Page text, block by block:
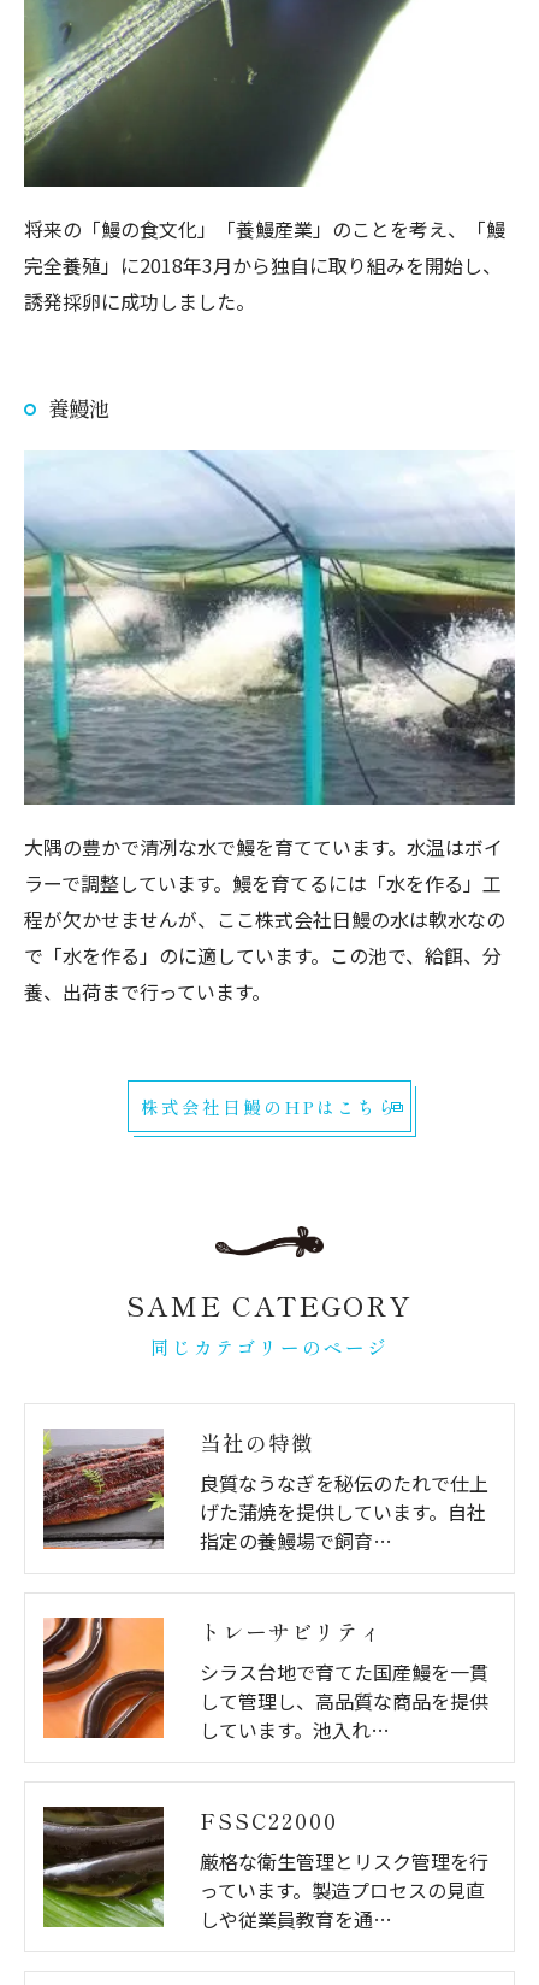
将来の「鰻の食文化」「養鰻産業」のことを考え、「鰻
完全養殖」に2018年3月から独自に取り組みを開始し、
誘発採卵に成功しました。
養鰻池
大隅の豊かで清冽な水で鰻を育てています。水温はボイ
ラーで調整しています。鰻を育てるには「水を作る」工
程が欠かせませんが、ここ株式会社日鰻の水は軟水なの
で「水を作る」のに適しています。この池で、給餌、分
養、出荷まで行っています。
株式会社日鰻のHPはこちら
同じカテゴリーのページ
SAME CATEGORY
当社の特徴
良質なうなぎを秘伝のたれで仕上
げた蒲焼を提供しています。自社
指定の養鰻場で飼育…
トレーサビリティ
シラス台地で育てた国産鰻を一貫
して管理し、高品質な商品を提供
しています。池入れ…
FSSC22000
厳格な衛生管理とリスク管理を行
っています。製造プロセスの見直
しや従業員教育を通…